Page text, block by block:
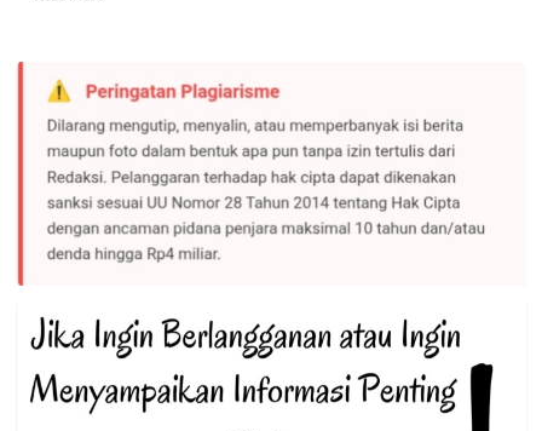
Dalang
Utama
Dibalik
Penangkapan
Wakil
Ketua
II
DPRD
Bangkep